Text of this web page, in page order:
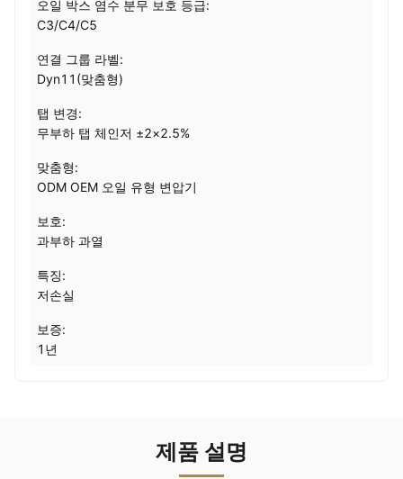
오일 박스 염수 분무 보호 등급:
C3/C4/C5
연결 그룹 라벨:
Dyn11(맞춤형)
탭 변경:
무부하 탭 체인저 ±2×2.5%
맞춤형:
ODM OEM 오일 유형 변압기
보호:
과부하 과열
특징:
저손실
보증:
1년
제품 설명